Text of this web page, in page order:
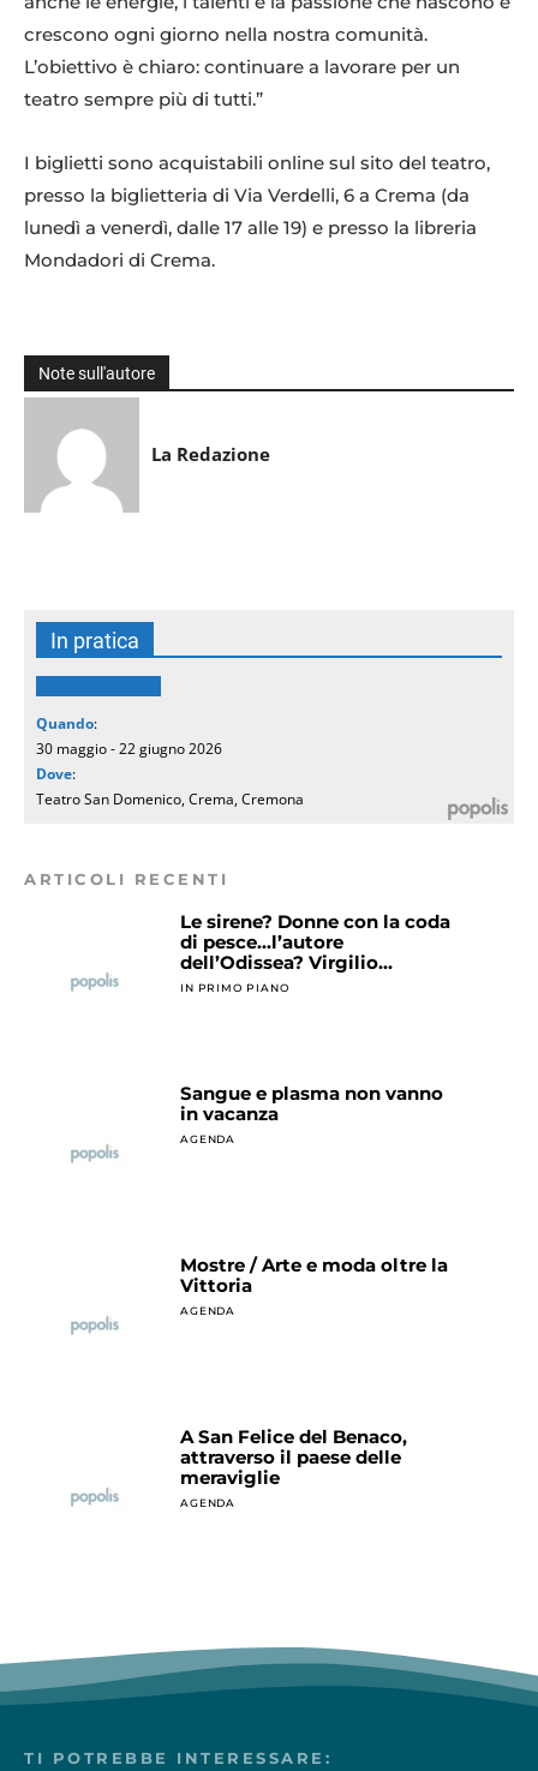
crescono ogni giorno nella nostra comunità.
L’obiettivo è chiaro: continuare a lavorare per un
teatro sempre più di tutti.”
I biglietti sono acquistabili online sul sito del teatro,
presso la biglietteria di Via Verdelli, 6 a Crema (da
lunedì a venerdì, dalle 17 alle 19) e presso la libreria
Mondadori di Crema.
Note sull'autore
La Redazione
In pratica
Quando:
30 maggio - 22 giugno 2026
Dove:
Teatro San Domenico, Crema, Cremona
ARTICOLI RECENTI
Le sirene? Donne con la coda
di pesce…l’autore
dell’Odissea? Virgilio…
IN PRIMO PIANO
Sangue e plasma non vanno
in vacanza
AGENDA
Mostre / Arte e moda oltre la
Vittoria
AGENDA
A San Felice del Benaco,
attraverso il paese delle
meraviglie
AGENDA
TI POTREBBE INTERESSARE: